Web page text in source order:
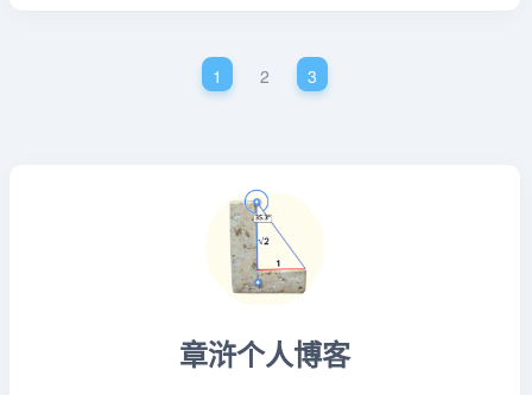
1 2 3
章浒个人博客